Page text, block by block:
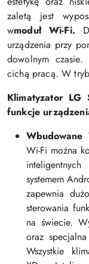
zaletą jest
wmoduł Wi-Fi.
urządzenia przy
dowolnym czasie.
cichą pracą. W
Klimatyzator LG
funkcje
Wbudowane
Wi-Fi można
systemem
zapewnia
sterowania
na świecie.
oraz
Wszystkie